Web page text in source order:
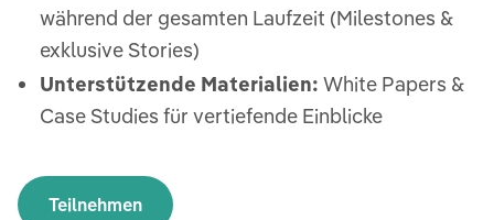
während der gesamten Laufzeit​ (Milestones &
exklusive Stories)
Unterstützende Materialien: White Papers &
Case Studies für vertiefende Einblicke
Teilnehmen